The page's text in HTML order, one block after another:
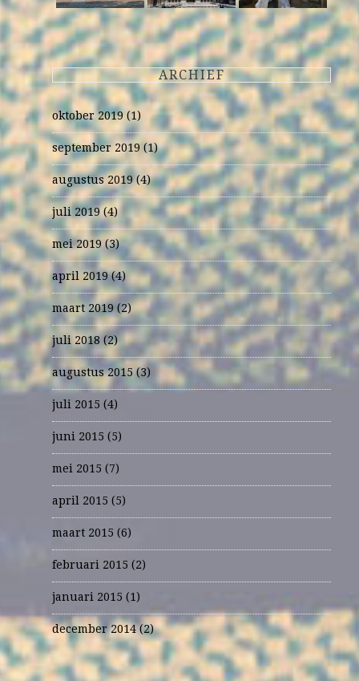
ARCHIEF
oktober 2019(1)
september 2019 (1)
augustus 2019(4)
juli 2019 (4)
mei 2019(3)
april 2019(4)
maart 2019 (2)
juli 2018 (2)
augustus 2015(3)
juli 2015 (4)
juni 2015 (5)
mei 2015 (7)
april 2015 (5)
maart 2015 (6)
februari 2015 (2)
januari 2015 (1)
december 2014(2)